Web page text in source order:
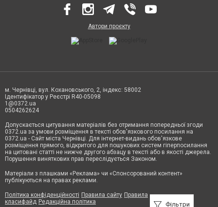
Фільтри
Автори проєкту
м. Чернівці, вул. Кохановського, 2, індекс: 58002
Ідентифікатор у Реєстрі R40-05098
1@0372.ua
0504262624
Допускається цитування матеріалів без отримання попередньої згоди
0372.ua за умови розміщення в тексті обов'язкового посилання на
0372.ua - Сайт міста Чернівці. Для інтернет-видань обов'язкове
розміщення прямого, відкритого для пошукових систем гіперпосилання
на цитовані статті не нижче другого абзацу в тексті або в якості джерела.
Порушення виняткових прав переслідується Законом.
Матеріали з плашками «Реклама» чи «Спонсорований контент»
публікуються на правах реклами.
Політика конфіденційності Правила сайту Правила
класифайд Редакційна політика